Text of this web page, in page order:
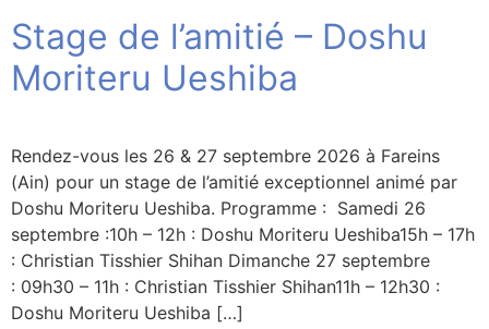
Stage de l’amitié – Doshu
Moriteru Ueshiba
Rendez-vous les 26 & 27 septembre 2026 à Fareins
(Ain) pour un stage de l’amitié exceptionnel animé par
Doshu Moriteru Ueshiba. Programme : Samedi 26
septembre :10h – 12h : Doshu Moriteru Ueshiba15h – 17h
: Christian Tisshier Shihan Dimanche 27 septembre
: 09h30 – 11h : Christian Tisshier Shihan11h – 12h30 :
Doshu Moriteru Ueshiba […]